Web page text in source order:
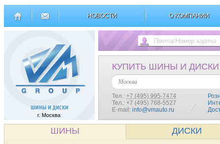
НОВОСТИ О КОМПАНИИ
г. Москва
КУПИТЬ ШИНЫ И ДИСКИ
Москва
Тел.: +7 (495) 995-7474
Тел.: +7 (495) 768-5527
E-mail: info@vmauto.ru
ШИНЫ ДИСКИ